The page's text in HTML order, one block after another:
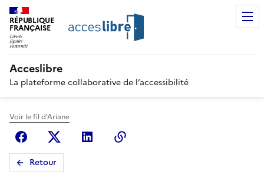
RÉPUBLIQUE
FRANÇAISE
Acceslibre
La plateforme collaborative de l’accessibilité
Voir le fil d'Ariane
FacebookX (anciennement Twitter)
Linkedin
Retour